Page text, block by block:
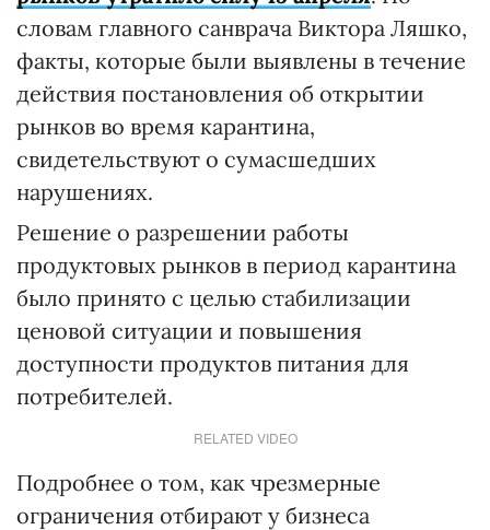
словам главного санврача Виктора Ляшко,
факты, которые были выявлены в течение
действия постановления об открытии
рынков во время карантина,
свидетельствуют о сумасшедших
нарушениях.
Решение о разрешении работы
продуктовых рынков в период карантина
было принято с целью стабилизации
ценовой ситуации и повышения
доступности продуктов питания для
потребителей.
RELATED VIDEO
Подробнее о том, как чрезмерные
ограничения отбирают у бизнеса